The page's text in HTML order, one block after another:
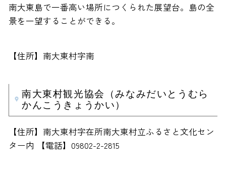
南大東島で一番高い場所につくられた展望台。島の全
景を一望することができる。
【住所】南大東村字南
南大東村観光協会（みなみだいとうむら
かんこうきょうかい）
【住所】南大東村字在所南大東村立ふるさと文化セン
ター内 【電話】09802-2-2815